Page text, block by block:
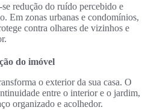
redução do ruído percebido e
Em zonas urbanas e condomínios,
contra olhares de vizinhos e
do imóvel
o exterior da sua casa. O
entre o interior e o jardim,
organizado e acolhedor.